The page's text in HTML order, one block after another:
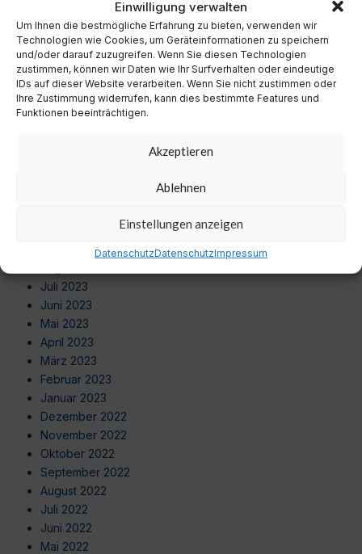
Einwilligung verwalten
Um Ihnen die bestmögliche Erfahrung zu bieten, verwenden wir
Technologien wie Cookies, um Geräteinformationen zu speichern
und/oder darauf zuzugreifen. Wenn Sie diesen Technologien
zustimmen, können wir Daten wie Ihr Surfverhalten oder eindeutige
IDs auf dieser Website verarbeiten. Wenn Sie nicht zustimmen oder
Ihre Zustimmung widerrufen, kann dies bestimmte Features und
Funktionen beeinträchtigen.
Akzeptieren
Ablehnen
Einstellungen anzeigen
DatenschutzDatenschutzImpressum
September 2024
August 2024
Juli 2024
Juni 2024
Mai 2024
April 2024
September 2023
Juli 2023
Juni 2023
Mai 2023
April 2023
März 2023
Februar 2023
Januar 2023
Dezember 2022
November 2022
Oktober 2022
September 2022
August 2022
Juli 2022
Juni 2022
Mai 2022